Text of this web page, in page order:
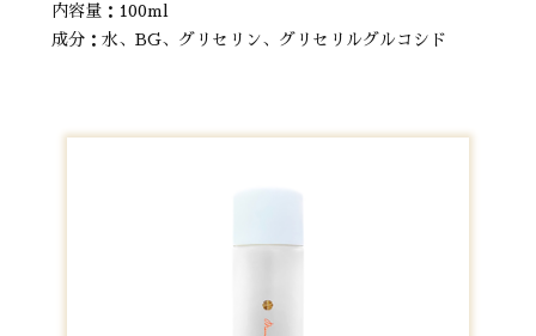
内容量：100ml
成分：水、BG、グリセリン、グリセリルグルコシド